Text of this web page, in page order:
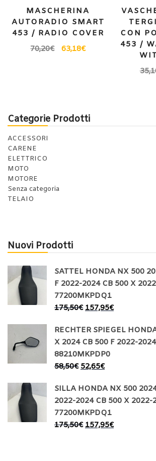
MASCHERINA
AUTORADIO SMART
453 / RADIO COVER
70,20€ 63,18€
CON
453 /
Categorie Prodotti
ACCESSORI
CARENE
ELETTRICO
MOTO
MOTORE
Senza categoria
TELAIO
Nuovi Prodotti
SATTEL HONDA NX 500
F 2022-2024 CB 500 X
77200MKPDQ1
175,50€ 157,95€
RECHTER SPIEGEL
X 2024 CB 500 F 2022-
88210MKPDP0
58,50€ 52,65€
SILLA HONDA NX 500
2022-2024 CB 500 X 2022-
77200MKPDQ1
175,50€ 157,95€